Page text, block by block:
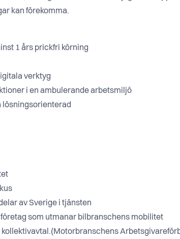
kan förekomma.
1 års prickfri körning
verktyg
i en ambulerande arbetsmiljö
lösningsorienterad
av Sverige i tjänsten
som utmanar bilbranschens mobilitet